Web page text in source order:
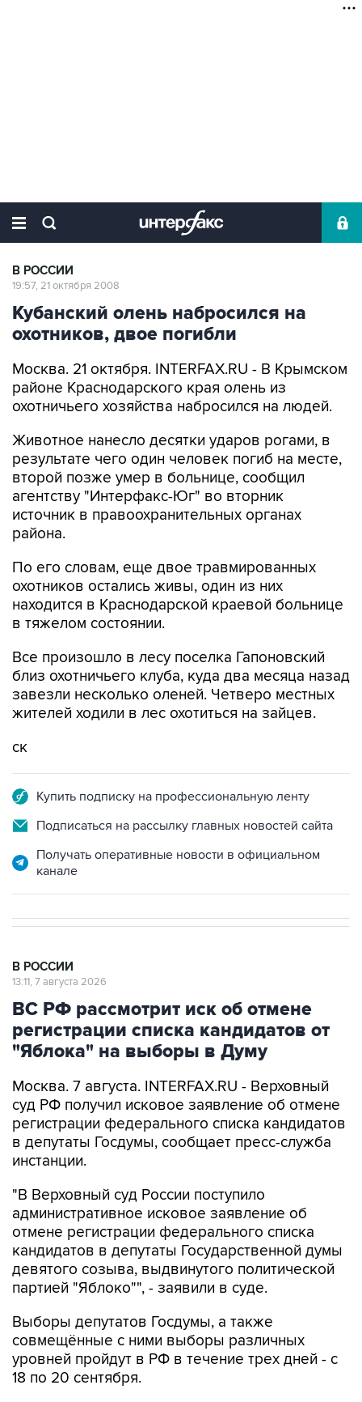
В РОССИИ
19:57, 21 октября 2008
Кубанский олень набросился на
охотников, двое погибли
Москва. 21 октября. INTERFAX.RU - В Крымском
районе Краснодарского края олень из
охотничьего хозяйства набросился на людей.
Животное нанесло десятки ударов рогами, в
результате чего один человек погиб на месте,
второй позже умер в больнице, сообщил
агентству "Интерфакс-Юг" во вторник
источник в правоохранительных органах
района.
По его словам, еще двое травмированных
охотников остались живы, один из них
находится в Краснодарской краевой больнице
в тяжелом состоянии.
Все произошло в лесу поселка Гапоновский
близ охотничьего клуба, куда два месяца назад
завезли несколько оленей. Четверо местных
жителей ходили в лес охотиться на зайцев.
cк
Купить подписку на профессиональную ленту
Подписаться на рассылку главных новостей сайта
Получать оперативные новости в официальном
канале
В РОССИИ
13:11, 7 августа 2026
ВС РФ рассмотрит иск об отмене
регистрации списка кандидатов от
"Яблока" на выборы в Думу
Москва. 7 августа. INTERFAX.RU - Верховный
суд РФ получил исковое заявление об отмене
регистрации федерального списка кандидатов
в депутаты Госдумы, сообщает пресс-служба
инстанции.
"В Верховный суд России поступило
административное исковое заявление об
отмене регистрации федерального списка
кандидатов в депутаты Государственной думы
девятого созыва, выдвинутого политической
партией "Яблоко"", - заявили в суде.
Выборы депутатов Госдумы, а также
совмещённые с ними выборы различных
уровней пройдут в РФ в течение трех дней - с
18 по 20 сентября.